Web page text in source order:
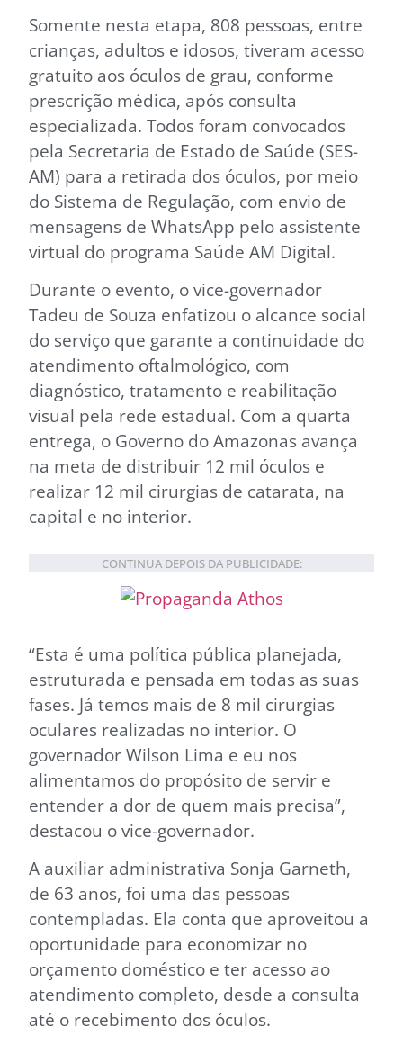
Somente nesta etapa, 808 pessoas, entre
crianças, adultos e idosos, tiveram acesso
gratuito aos óculos de grau, conforme
prescrição médica, após consulta
especializada. Todos foram convocados
pela Secretaria de Estado de Saúde (SES-
AM) para a retirada dos óculos, por meio
do Sistema de Regulação, com envio de
mensagens de WhatsApp pelo assistente
virtual do programa Saúde AM Digital.
Durante o evento, o vice-governador
Tadeu de Souza enfatizou o alcance social
do serviço que garante a continuidade do
atendimento oftalmológico, com
diagnóstico, tratamento e reabilitação
visual pela rede estadual. Com a quarta
entrega, o Governo do Amazonas avança
na meta de distribuir 12 mil óculos e
realizar 12 mil cirurgias de catarata, na
capital e no interior.
CONTINUA DEPOIS DA PUBLICIDADE:
“Esta é uma política pública planejada,
estruturada e pensada em todas as suas
fases. Já temos mais de 8 mil cirurgias
oculares realizadas no interior. O
governador Wilson Lima e eu nos
alimentamos do propósito de servir e
entender a dor de quem mais precisa”,
destacou o vice-governador.
A auxiliar administrativa Sonja Garneth,
de 63 anos, foi uma das pessoas
contempladas. Ela conta que aproveitou a
oportunidade para economizar no
orçamento doméstico e ter acesso ao
atendimento completo, desde a consulta
até o recebimento dos óculos.